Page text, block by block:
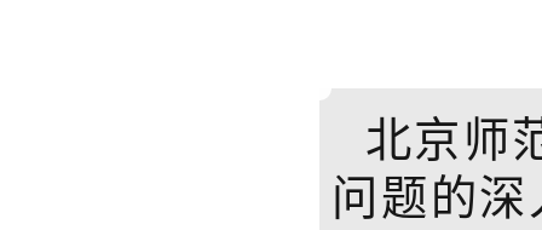
北京师
问题的